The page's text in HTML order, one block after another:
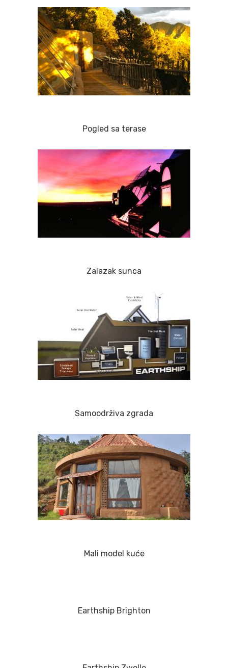
Pogled sa terase
Zalazak sunca
Samoodrživa zgrada
Mali model kuće
Earthship Brighton